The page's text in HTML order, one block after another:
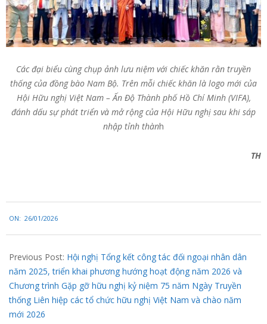
Các đại biểu cùng chụp ảnh lưu niệm với chiếc khăn rằn truyền
thống của đồng bào Nam Bộ. Trên mỗi chiếc khăn là logo mới của
Hội Hữu nghị Việt Nam – Ấn Độ Thành phố Hồ Chí Minh (VIFA),
đánh dấu sự phát triển và mở rộng của Hội Hữu nghị sau khi sáp
nhập tỉnh thành
TH
01-
26
ON: 26/01/2026
Previous Post: Hội nghị Tổng kết công tác đối ngoại nhân dân
năm 2025, triển khai phương hướng hoạt động năm 2026 và
Chương trình Gặp gỡ hữu nghị kỷ niệm 75 năm Ngày Truyền
thống Liên hiệp các tổ chức hữu nghị Việt Nam và chào năm
mới 2026